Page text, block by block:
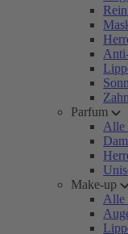
Parfum
Alle
Make-up
Alle